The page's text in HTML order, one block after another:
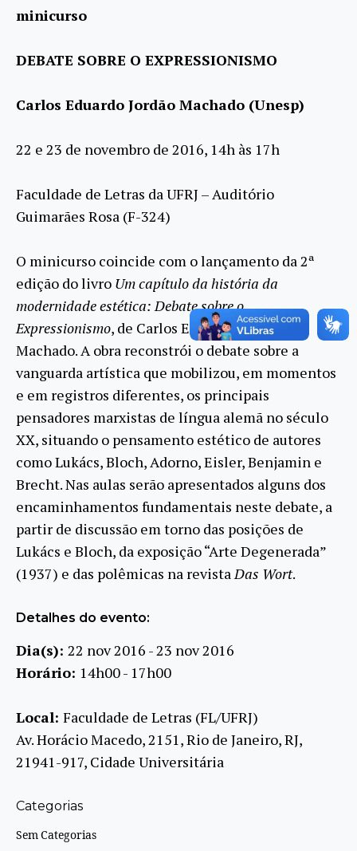
minicurso
DEBATE SOBRE O EXPRESSIONISMO
Carlos Eduardo Jordão Machado (Unesp)
22 e 23 de novembro de 2016, 14h às 17h
Faculdade de Letras da UFRJ – Auditório
Guimarães Rosa (F-324)
O minicurso coincide com o lançamento da 2ª
edição do livro Um capítulo da história da
modernidade estética: Debate sobre o
Expressionismo, de Carlos Eduardo Jordão
Machado. A obra reconstrói o debate sobre a
vanguarda artística que mobilizou, em momentos
e em registros diferentes, os principais
pensadores marxistas de língua alemã no século
XX, situando o pensamento estético de autores
como Lukács, Bloch, Adorno, Eisler, Benjamin e
Brecht. Nas aulas serão apresentados alguns dos
encaminhamentos fundamentais neste debate, a
partir de discussão em torno das posições de
Lukács e Bloch, da exposição “Arte Degenerada”
(1937) e das polêmicas na revistaDas Wort.
Detalhes do evento:
Dia(s): 22 nov 2016 - 23 nov 2016
Horário: 14h00 - 17h00
Local: Faculdade de Letras (FL/UFRJ)
Av. Horácio Macedo, 2151, Rio de Janeiro, RJ,
21941-917, Cidade Universitária
Categorias
Sem Categorias